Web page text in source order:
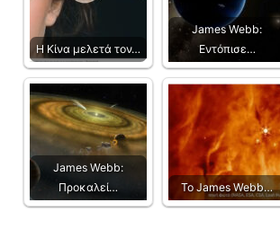
Η Κίνα μελετά τον…
James Webb:
Εντόπισε…
James Webb:
Προκαλεί…
Το James Webb…